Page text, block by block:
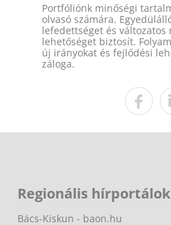
Portfóliónk minőségi
olvasó számára.
lefedettséget és változatos
lehetőséget biztosít.
új irányokat és fejlődési
záloga.
Regionális hírportálok
Bács-Kiskun - baon.hu